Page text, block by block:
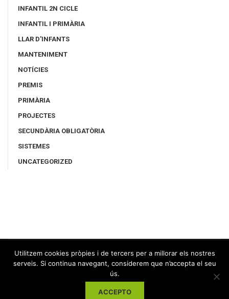
INFANTIL 2N CICLE
INFANTIL I PRIMÀRIA
LLAR D'INFANTS
MANTENIMENT
NOTÍCIES
PREMIS
PRIMÀRIA
PROJECTES
SECUNDÀRIA OBLIGATÒRIA
SISTEMES
UNCATEGORIZED
Utilitzem cookies pròpies i de tercers per a millorar els nostres
serveis. Si continua navegant, considerem que n’accepta el seu
ús.
ACCEPTO